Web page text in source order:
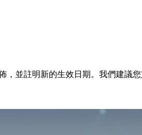
並註明新的生效日期。我們建議